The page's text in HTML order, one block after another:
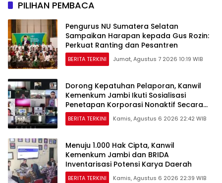
PILIHAN PEMBACA
Pengurus NU Sumatera Selatan
Sampaikan Harapan kepada Gus Rozin:
Perkuat Ranting dan Pesantren
BERITA TERKINI Jumat, Agustus 7 2026 10:19 WIB
Dorong Kepatuhan Pelaporan, Kanwil
Kemenkum Jambi Ikuti Sosialisasi
Penetapan Korporasi Nonaktif Secara
Administratif
BERITA TERKINI Kamis, Agustus 6 2026 22:42 WIB
Menuju 1.000 Hak Cipta, Kanwil
Kemenkum Jambi dan BRIDA
Inventarisasi Potensi Karya Daerah
BERITA TERKINI Kamis, Agustus 6 2026 22:39 WIB